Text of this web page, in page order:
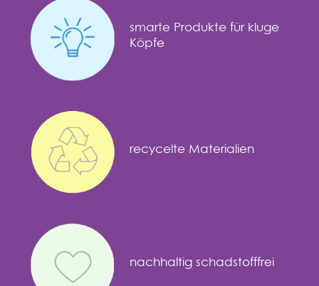
smarte Produkte für kluge
Köpfe
recycelte Materialien
nachhaltig schadstofffrei